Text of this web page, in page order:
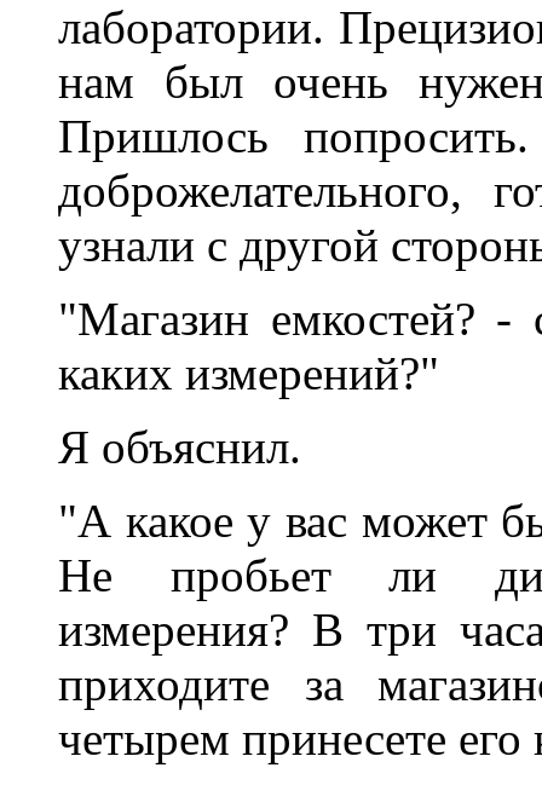
лаборатории.
нам был очень
Пришлось
доброжелательного,
узнали с другой
"Магазин емкостей?
каких измерений?"
Я объяснил.
"А какое у вас может
Не пробьет ли
измерения? В три
приходите за
четырем принесете